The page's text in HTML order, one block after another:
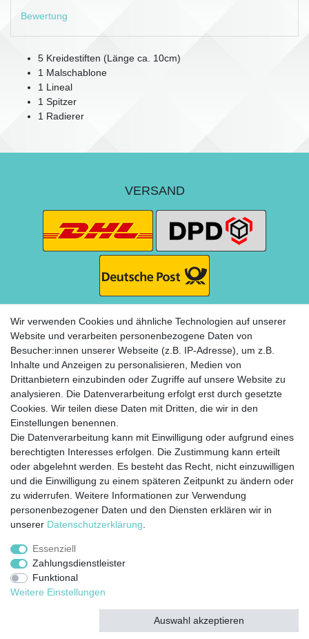
Bewertung
5 Kreidestiften (Länge ca. 10cm)
1 Malschablone
1 Lineal
1 Spitzer
1 Radierer
VERSAND
ZAHLUNG
Widerrufs­recht Impressum
Daten­schutz­
erklärung
AGB Kontakt
Zahlung &
Versand
© Copyright 2020 Rocket Trading GmbH. Alle Rechte vorbehalten.
Wir verwenden Cookies und ähnliche Technologien auf unserer
Website und verarbeiten personenbezogene Daten von
Besucher:innen unserer Webseite (z.B. IP-Adresse), um z.B.
Inhalte und Anzeigen zu personalisieren, Medien von
Drittanbietern einzubinden oder Zugriffe auf unsere Website zu
analysieren. Die Datenverarbeitung erfolgt erst durch gesetzte
Cookies. Wir teilen diese Daten mit Dritten, die wir in den
Einstellungen benennen.
Die Datenverarbeitung kann mit Einwilligung oder aufgrund eines
berechtigten Interesses erfolgen. Die Zustimmung kann erteilt
oder abgelehnt werden. Es besteht das Recht, nicht einzuwilligen
und die Einwilligung zu einem späteren Zeitpunkt zu ändern oder
zu widerrufen. Weitere Informationen zur Verwendung
personenbezogener Daten und den Diensten erklären wir in
unserer Daten­schutz­erklärung
Essenziell
Zahlungsdienstleister
Funktional
Weitere Einstellungen
Alle akzeptieren
Alle ablehnen
Auswahl akzeptieren